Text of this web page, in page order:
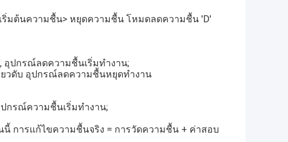
มต้นความชื้น> หยุดความชื้น โหมดลดความชื้น 'D'
, อุปกรณ์ลดความชื้นเริ่มทำงาน;
ยวดับ อุปกรณ์ลดความชื้นหยุดทำงาน
ปกรณ์ความชื้นเริ่มทำงาน;
นี้ การแก้ไขความชื้นจริง = การวัดความชื้น + ค่าสอบ